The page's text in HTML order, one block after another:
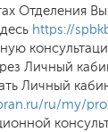
Отделения
https://
Личный
Личный
ru/my/